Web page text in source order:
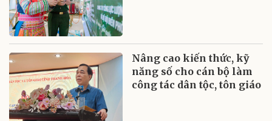
Nâng cao kiến thức, kỹ
năng số cho cán bộ làm
công tác dân tộc, tôn giáo